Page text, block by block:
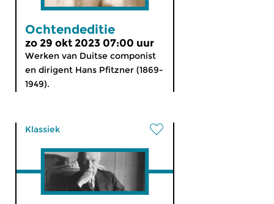
Ochtendeditie
zo 29 okt 2023 07:00 uur
Werken van Duitse componist
en dirigent Hans Pfitzner (1869-
1949).
Klassiek